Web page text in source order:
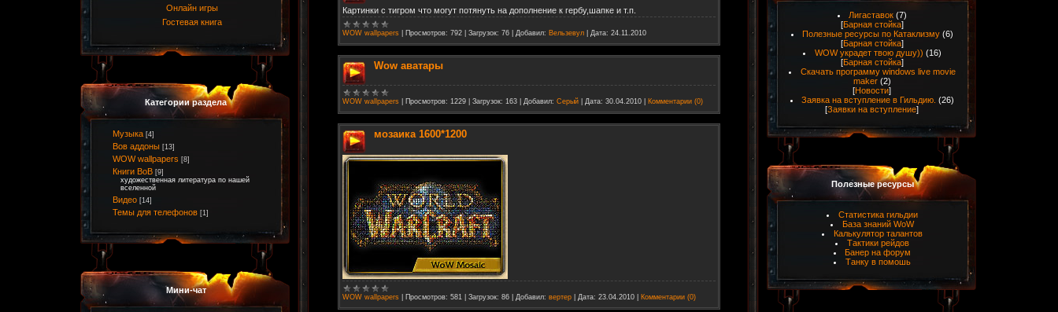
Онлайн игры
Гостевая книга
Категории раздела
Музыка [4]
Вов аддоны [13]
WOW wallpapers [8]
Книги ВоВ [9]
художественная литература по нашей
вселенной
Видео [14]
Темы для телефонов [1]
Мини-чат
Картинки с тигром что могут потянуть на дополнение к гербу,шапке и т.п.
WOW wallpapers Просмотров: 792 Загрузок: 76 Добавил: Вельзевул Дата: 24.11.2010
Wow аватары
WOW wallpapers Просмотров: 1229 Загрузок: 163 Добавил: Серый Дата: 30.04.2010 Комментарии (0)
мозаика 1600*1200
WOW wallpapers Просмотров: 581 Загрузок: 86 Добавил: вертер Дата: 23.04.2010 Комментарии (0)
Лигаставок (7)
[Барная стойка]
Полезные ресурсы по Катаклизму (6)
[Барная стойка]
WOW украдет твою душу)) (16)
[Барная стойка]
Скачать программу windows live movie
maker (2)
[Новости]
Заявка на вступление в Гильдию. (26)
[Заявки на вступление]
Полезные ресурсы
Статистика гильдии
База знаний WoW
Калькулятор талантов
Тактики рейдов
Банер на форум
Танку в помошь